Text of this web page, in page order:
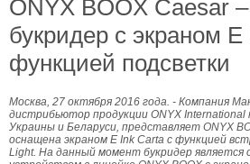
ONYX BOOX Caesar
букридер с экраном
функцией подсветки
Москва, 27 октября 2016 года. - Компания
дистрибьютор продукции ONYX
Украины и Беларуси, представляет ONYX
оснащена экраном E Ink Carta с функцией
Light. На данный момент букридер является